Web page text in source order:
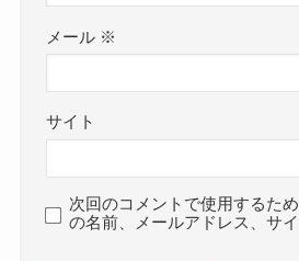
メール ※
サイト
次回のコメントで使用するた
の名前、メールアドレス、サイ